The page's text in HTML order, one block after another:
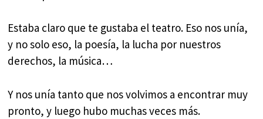
Estaba claro que te gustaba el teatro. Eso nos unía,
y no solo eso, la poesía, la lucha por nuestros
derechos, la música…
Y nos unía tanto que nos volvimos a encontrar muy
pronto, y luego hubo muchas veces más.